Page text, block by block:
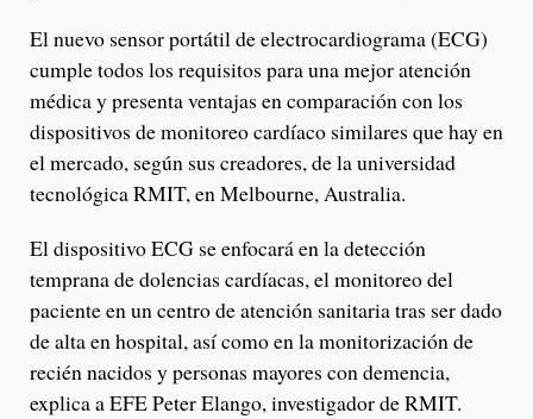
El nuevo sensor portátil de electrocardiograma (ECG)
cumple todos los requisitos para una mejor atención
médica y presenta ventajas en comparación con los
dispositivos de monitoreo cardíaco similares que hay en
el mercado, según sus creadores, de la universidad
tecnológica RMIT, en Melbourne, Australia.
El dispositivo ECG se enfocará en la detección
temprana de dolencias cardíacas, el monitoreo del
paciente en un centro de atención sanitaria tras ser dado
de alta en hospital, así como en la monitorización de
recién nacidos y personas mayores con demencia,
explica a EFE Peter Elango, investigador de RMIT.